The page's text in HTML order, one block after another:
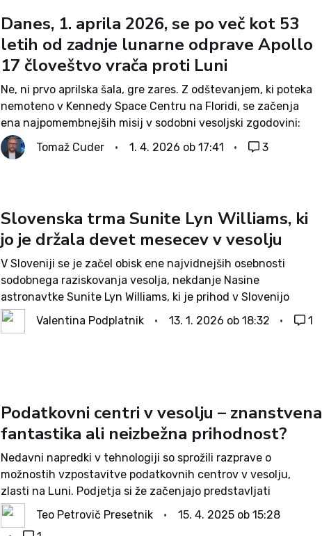
Danes, 1. aprila 2026, se po več kot 53
letih od zadnje lunarne odprave Apollo
17 človeštvo vrača proti Luni
Ne, ni prvo aprilska šala, gre zares. Z odštevanjem, ki poteka
nemoteno v Kennedy Space Centru na Floridi, se začenja
ena najpomembnejših misij v sodobni vesoljski zgodovini:
Artemis II. Če bo vreme ugodno (trenutno je 80-odstotno
ugodno) in vsi sistemi...
Tomaž Cuder 1. 4. 2026 ob 17:41 3
Slovenska trma Sunite Lyn Williams, ki
jo je držala devet mesecev v vesolju
V Sloveniji se je začel obisk ene najvidnejših osebnosti
sodobnega raziskovanja vesolja, nekdanje Nasine
astronavtke Sunite Lyn Williams, ki je prihod v Slovenijo
danes začela z obiskom v Centru Noordung. Tam jo je
sprejela podpredsednica vlade in ministrica za zunanje...
Valentina Podplatnik 13. 1. 2026 ob 18:32 1
Podatkovni centri v vesolju – znanstvena
fantastika ali neizbežna prihodnost?
Nedavni napredki v tehnologiji so sprožili razprave o
možnostih vzpostavitve podatkovnih centrov v vesolju,
zlasti na Luni. Podjetja si že začenjajo predstavljati
prihodnost, v kateri bodo podatkovni centri delovali zunaj
Zemlje in ponujali številne prednosti za upravljanje in
Teo Petrovič Presetnik
15. 4. 2025 ob 15:28